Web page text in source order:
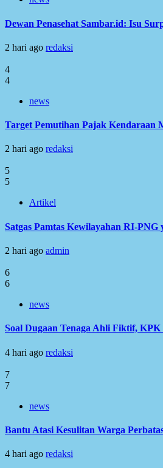
Dewan Penasehat Sambar.id: Isu
2 hari ago redaksi
4
4
news
Target Pemutihan Pajak Kendaraan
2 hari ago redaksi
5
5
Artikel
Satgas Pamtas Kewilayahan RI-
2 hari ago admin
6
6
news
Soal Dugaan Tenaga Ahli Fiktif,
4 hari ago redaksi
7
7
news
Bantu Atasi Kesulitan Warga
4 hari ago redaksi